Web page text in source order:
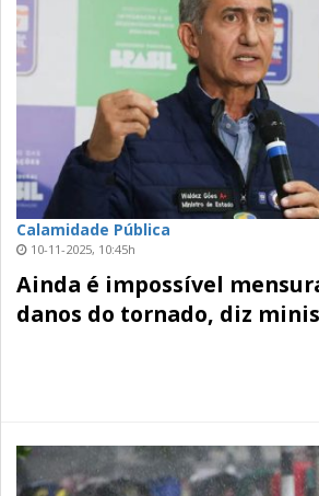
Calamidade Pública
10-11-2025, 10:45h
Ainda é impossível
danos do tornado, diz